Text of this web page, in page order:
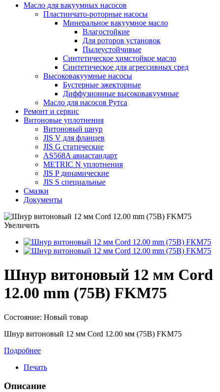
Масло для вакуумных насосов
Пластинчато-роторные насосы
Минеральное вакуумное масло
Влагостойкие
Для роторов установок
Пылеустойчивые
Синтетическое химстойкое масло
Синтетическое для агрессивных сред
Высоковакуумные насосы
Бустерные эжекторные
Диффузионные высоковакуумные
Масло для насосов Рутса
Ремонт и сервис
Витоновые уплотнения
Витоновый шнур
JIS V для фланцев
JIS G статические
AS568A авиастандарт
METRIC N уплотнения
JIS P динамические
JIS S специальные
Смазки
Документы
Увеличить
Шнур витоновый 12 мм Cord
12.00 mm (75B) FKM75
Состояние: Новый товар
Шнур витоновый 12 мм Cord 12.00 мм (75B) FKM75
Подробнее
Печать
Описание